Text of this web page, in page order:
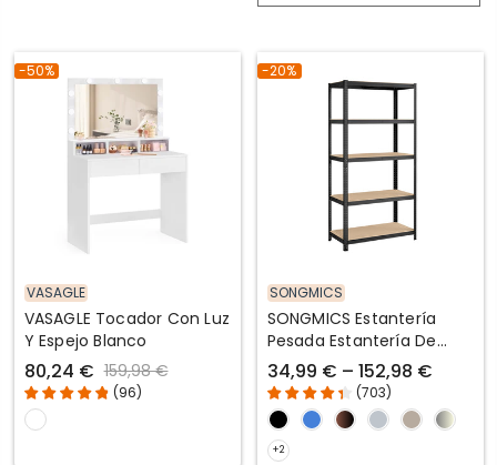
-50%
VASAGLE
VASAGLE Tocador Con Luz
Y Espejo Blanco
80,24 € 159,98 €
(96)
-20%
SONGMICS
SONGMICS Estantería
Pesada Estantería De
Acero Montaje Sin
Herramientas
34,99 € – 152,98 €
(703)